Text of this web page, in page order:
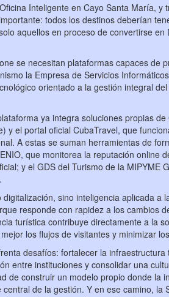
Inteligente en Cayo Santa María, y
todos los destinos deberían
aquellos en proceso de convertirse
se necesitan plataformas capaces de
la Empresa de Servicios
orientado a la gestión integral
ya integra soluciones propias
y el portal oficial CubaTravel, que
A estas se suman herramientas de
que monitorea la reputación online
y el GDS del Turismo de la MIPYME
sino inteligencia aplicada a
responde con rapidez a los cambios
turística contribuye directamente a la
los flujos de visitantes y minimizar
desafíos: fortalecer la
entre instituciones y consolidar una
de construir un modelo propio donde la
de la gestión. Y en ese camino, la